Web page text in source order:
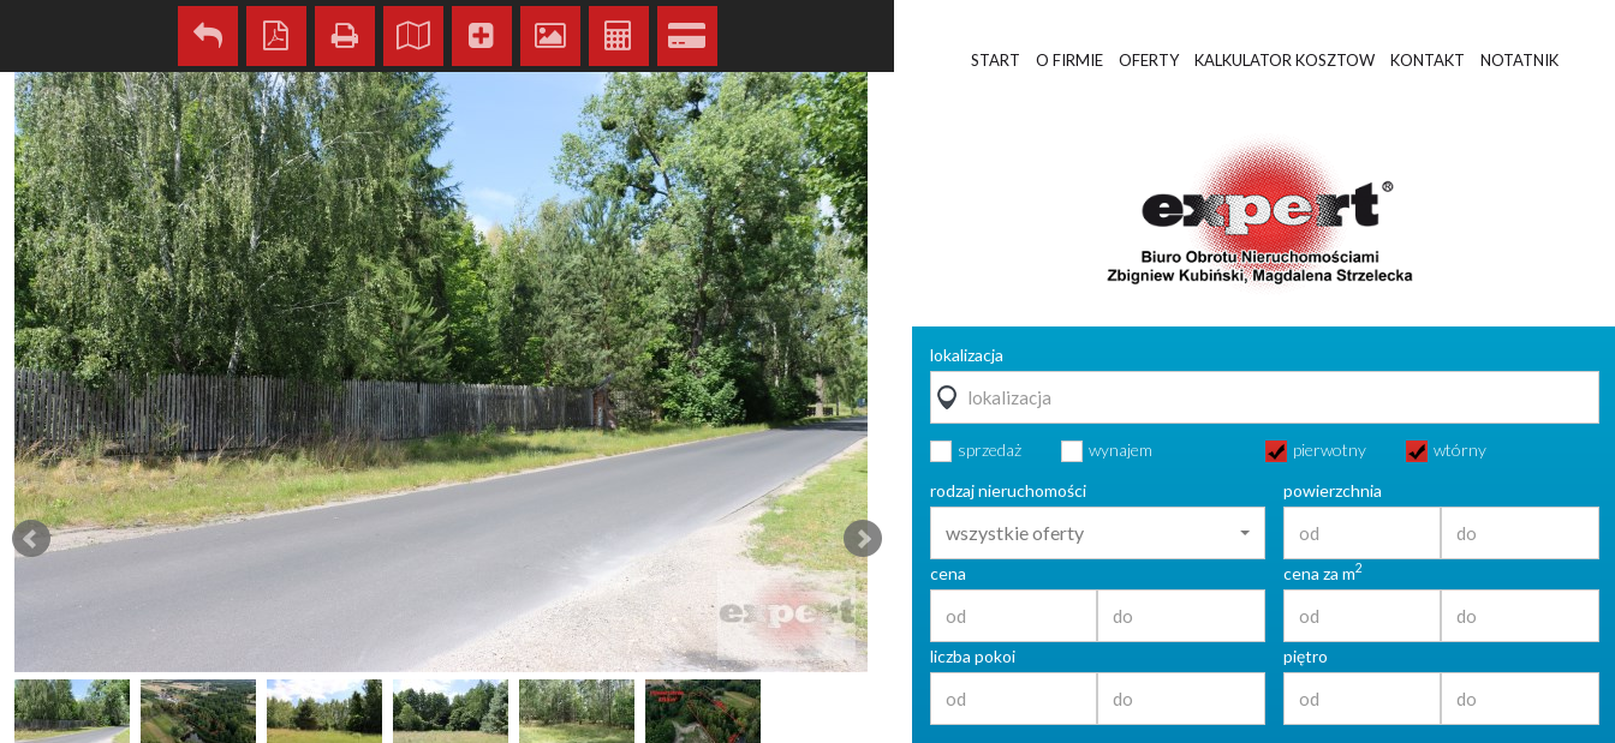
START O FIRMIE OFERTY KALKULATOR KOSZTOW KONTAKT NOTATNIK
lokalizacja
sprzedaż wynajem pierwotny
wtórny
rodzaj nieruchomości
wszystkie oferty
powierzchnia
cena cena za m2
liczba pokoi piętro